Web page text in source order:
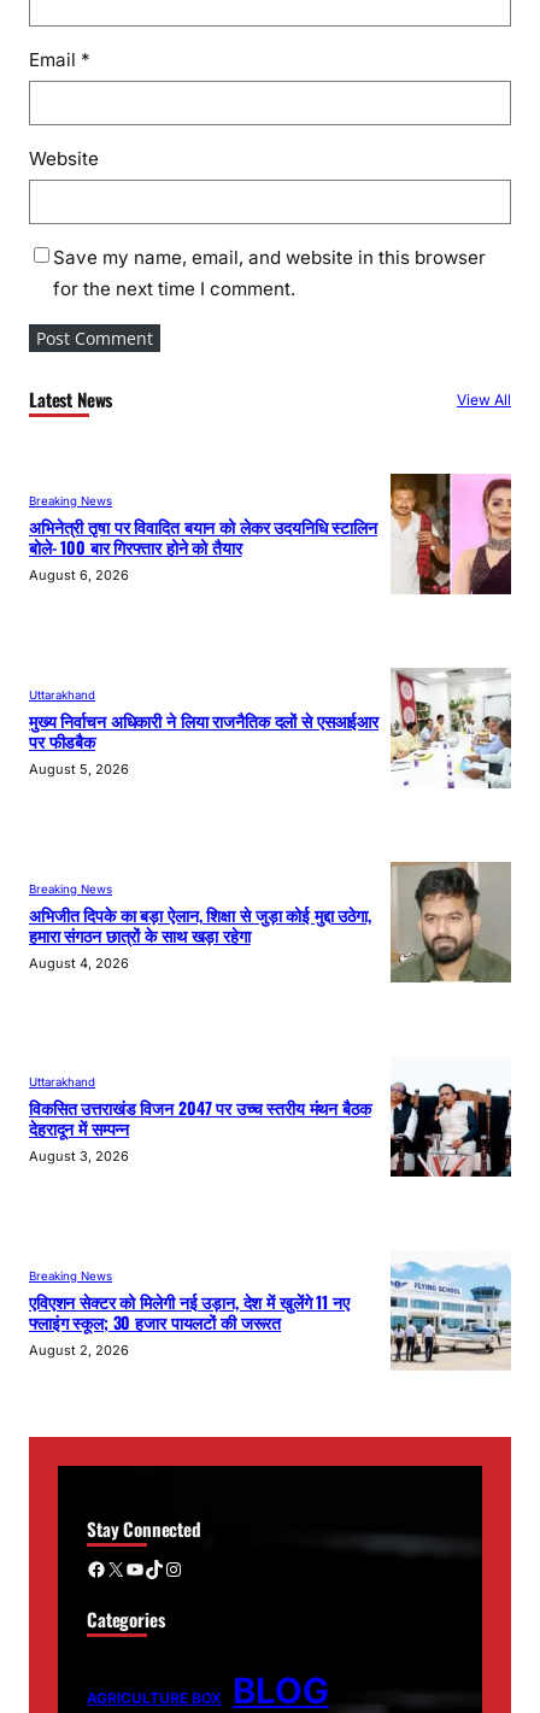
Email *
Website
Save my name, email, and website in this browser
for the next time I comment.
Latest News View All
Breaking News
अभिनेत्री तृषा पर विवादित बयान को लेकर उदयनिधि स्टालिन
बोले- 100 बार गिरफ्तार होने को तैयार
August 6, 2026
Uttarakhand
मुख्य निर्वाचन अधिकारी ने लिया राजनैतिक दलों से एसआईआर
पर फीडबैक
August 5, 2026
Breaking News
अभिजीत दिपके का बड़ा ऐलान, शिक्षा से जुड़ा कोई मुद्दा उठेगा,
हमारा संगठन छात्रों के साथ खड़ा रहेगा
August 4, 2026
Uttarakhand
विकसित उत्तराखंड विजन 2047 पर उच्च स्तरीय मंथन बैठक
देहरादून में सम्पन्न
August 3, 2026
Breaking News
एविएशन सेक्टर को मिलेगी नई उड़ान, देश में खुलेंगे 11 नए
फ्लाइंग स्कूल; 30 हजार पायलटों की जरूरत
August 2, 2026
Stay Connected
Facebook X YouTube TikTok Instagram
Categories
AGRICULTURE BOX BLOG